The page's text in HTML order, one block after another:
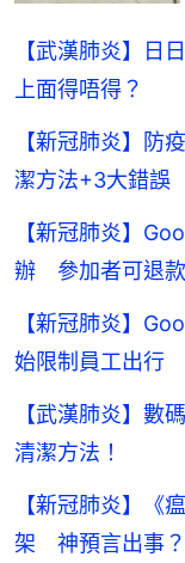
【武漢肺炎】
上面得唔得？
【新冠肺炎】防
潔方法+3大錯誤
【新冠肺炎】
辦 參加者可退款
【新冠肺炎】
始限制員工出行
【武漢肺炎】
清潔方法！
【新冠肺炎】《
架 神預言出事？